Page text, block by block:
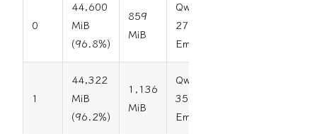
0
44,600
MiB
(96.8%)
859
MiB
Qwen3.6-
27B +
Embedding
1
44,322
MiB
(96.2%)
1,136
MiB
Qwen3.6-
35B +
Embedding